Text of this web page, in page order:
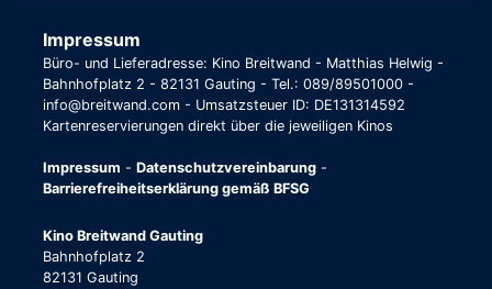
Impressum
Büro- und Lieferadresse: Kino Breitwand - Matthias Helwig -
Bahnhofplatz 2 - 82131 Gauting - Tel.: 089/89501000 -
info@breitwand.com - Umsatzsteuer ID: DE131314592
Kartenreservierungen direkt über die jeweiligen Kinos
Impressum - Datenschutzvereinbarung -
Barrierefreiheitserklärung gemäß BFSG
Kino Breitwand Gauting
Bahnhofplatz 2
82131 Gauting